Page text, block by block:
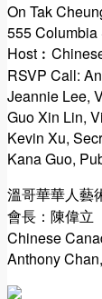
On Tak
555 Columbia
RSVP Call:
Jeannie Lee,
Guo Xin Lin,
Kevin Xu,
Kana Guo,
溫哥華華人藝
會長：陳偉立
Chinese
Anthony